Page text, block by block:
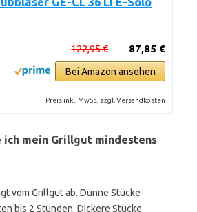
87,85 €
122,95 €
Bei Amazon ansehen
Preis inkl. MwSt., zzgl. Versandkosten
mein Grillgut mindestens
vom Grillgut ab. Dünne Stücke
bis 2 Stunden. Dickere Stücke